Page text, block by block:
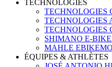
TECHNOLOGIES
TECHNOLOGIES
TECHNOLOGIES
TECHNOLOGIES
SHIMANO E-
MAHLE
ÉQUIPES & ATHLÈTES